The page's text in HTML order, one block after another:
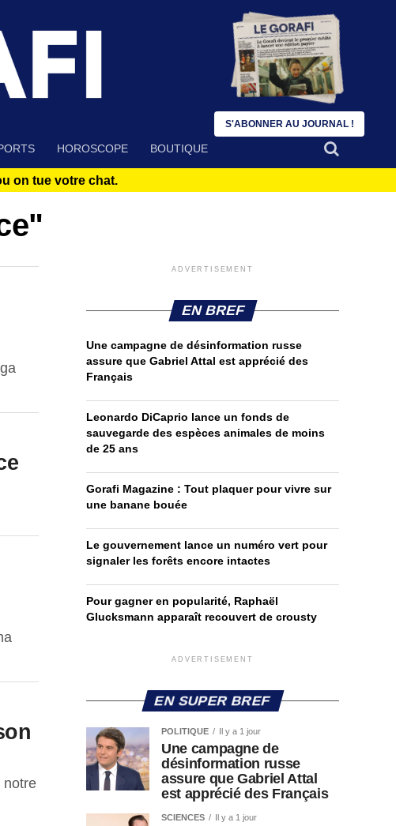
HOROSCOPE BOUTIQUE
on tue votre chat.
notre
ADVERTISEMENT
EN BREF
Une campagne de désinformation russe
assure que Gabriel Attal est apprécié des
Français
Leonardo DiCaprio lance un fonds de
sauvegarde des espèces animales de moins
de 25 ans
Gorafi Magazine : Tout plaquer pour vivre sur
une banane bouée
Le gouvernement lance un numéro vert pour
signaler les forêts encore intactes
Pour gagner en popularité, Raphaël
Glucksmann apparaît recouvert de crousty
ADVERTISEMENT
EN SUPER BREF
POLITIQUE Il y a 1 jour
Une campagne de
désinformation russe
assure que Gabriel Attal
est apprécié des Français
SCIENCES Il y a 1 jour
S'ABONNER AU JOURNAL !